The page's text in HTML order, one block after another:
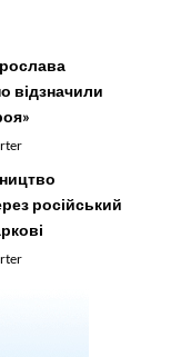
відзначили
російський